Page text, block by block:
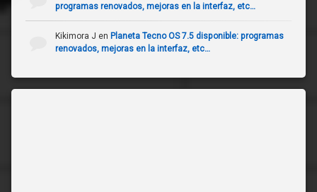
programas renovados, mejoras en la interfaz, etc…
Kikimora J en Planeta Tecno OS 7.5 disponible: programas
renovados, mejoras en la interfaz, etc…